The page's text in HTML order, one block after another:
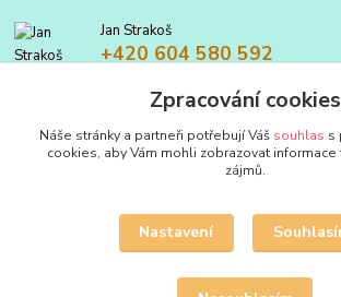
Jan Strakoš
+420 604 580 592
filatelie.mix@seznam.cz
Upravit sběr cookies.
Zpracování cookies
Náše stránky a partneři potřebují Váš souhlas s
cookies, aby Vám mohli zobrazovat informace
zájmů.
Nastavení